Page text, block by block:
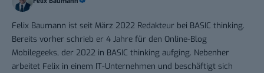
Felix Baumann ist seit März 2022 Redakteur bei BASIC thinking.
Bereits vorher schrieb er 4 Jahre für den Online-Blog
Mobilegeeks, der 2022 in BASIC thinking aufging. Nebenher
arbeitet Felix in einem IT-Unternehmen und beschäftigt sich